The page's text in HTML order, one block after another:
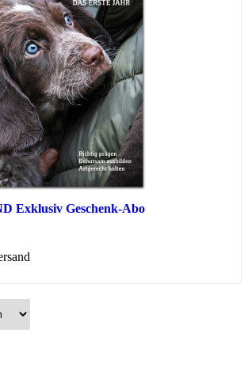
Exklusiv Geschenk-Abo